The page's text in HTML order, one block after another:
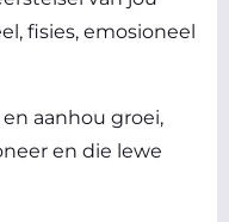
fisies, emosioneel
aanhou groei,
en die lewe